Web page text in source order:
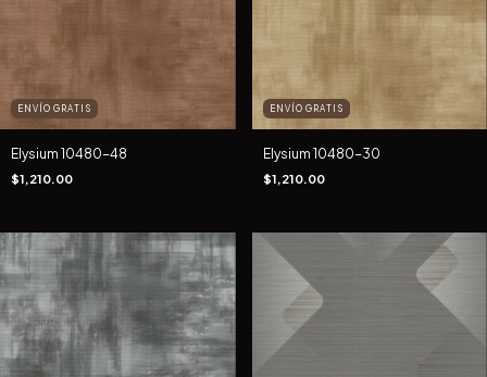
ENVÍO GRATIS
Elysium 10480-48
$1,210.00
ENVÍO GRATIS
Elysium 10480-30
$1,210.00